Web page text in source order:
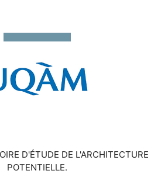
D'ÉTUDE DE L'ARCHITECTURE
POTENTIELLE.